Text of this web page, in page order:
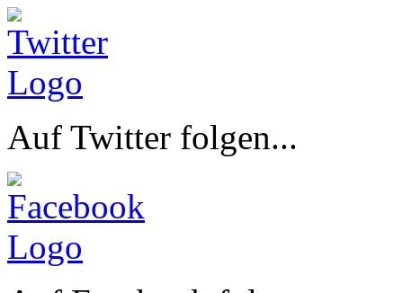
Auf Twitter folgen...